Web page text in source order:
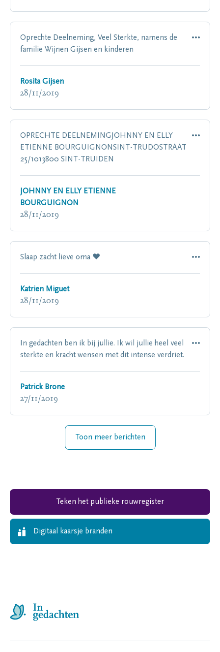
Oprechte Deelneming, Veel Sterkte, namens de
familie Wijnen Gijsen en kinderen
Rosita Gijsen
28/11/2019
OPRECHTE DEELNEMINGJOHNNY EN ELLY
ETIENNE BOURGUIGNONSINT-TRUDOSTRAAT
25/1013800 SINT-TRUIDEN
JOHNNY EN ELLY ETIENNE
BOURGUIGNON
28/11/2019
Slaap zacht lieve oma ❤️
Katrien Miguet
28/11/2019
In gedachten ben ik bij jullie. Ik wil jullie heel veel
sterkte en kracht wensen met dit intense verdriet.
Patrick Brone
27/11/2019
Toon meer berichten
Teken het publieke rouwregister
Digitaal kaarsje branden